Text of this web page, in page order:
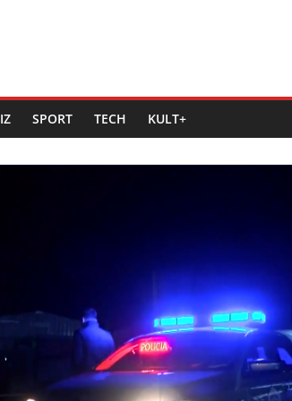
SPORT TECH KULT+